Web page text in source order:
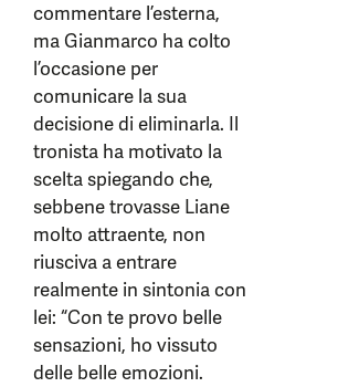
commentare l’esterna,
ma Gianmarco ha colto
l’occasione per
comunicare la sua
decisione di eliminarla. Il
tronista ha motivato la
scelta spiegando che,
sebbene trovasse Liane
molto attraente, non
riusciva a entrare
realmente in sintonia con
lei: “Con te provo belle
sensazioni, ho vissuto
delle belle emozioni.